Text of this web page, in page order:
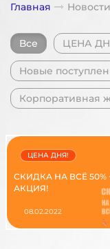
Главная Новости
Все ЦЕНА
Новые
Корпоративная
СКИДКА НА ВСЁ 50%
АКЦИЯ!
ЦЕНА ДНЯ!
08.02.2022